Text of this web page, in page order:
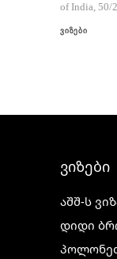
of India, 50/
ვიზები
ვიზები
აშშ-ს
დიდი